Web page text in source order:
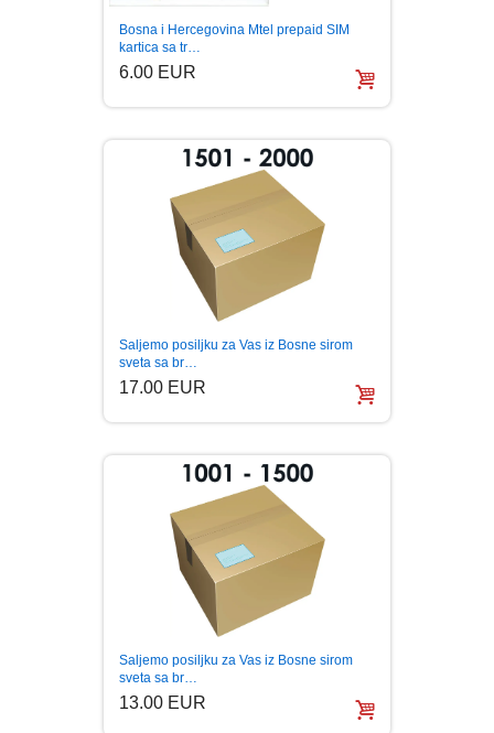
BOJANKE ZA ODRASLE
CIKLIT
DRAMA
DRUSTVENA IGRA
DUH I TELO
EDUKATIVNI
EROTSKI
ESEJISTIKA
FANTASTIKA
HOROR
INTERNET I RAČUNARI
ISTORIJSKI
PAVLODERM
PAVLOVICA KREMA
100% PRIRODNO
Bosna i Hercegovina Mtel prepaid SIM
kartica sa tr…
6.00 EUR
Saljemo posiljku za Vas iz Bosne sirom
sveta sa br…
17.00 EUR
Saljemo posiljku za Vas iz Bosne sirom
sveta sa br…
13.00 EUR